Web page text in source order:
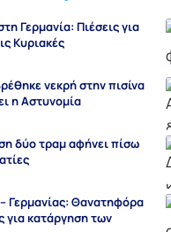
Γερμανία: Πιέσεις για
Κυριακές
νεκρή στην πισίνα
η Αστυνομία
δύο τραμ αφήνει πίσω
Γερμανίας: Θανατηφόρα
για κατάργηση των